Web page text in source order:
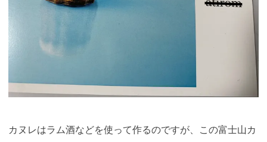
カヌレはラム酒などを使って作るのですが、この富士山カ